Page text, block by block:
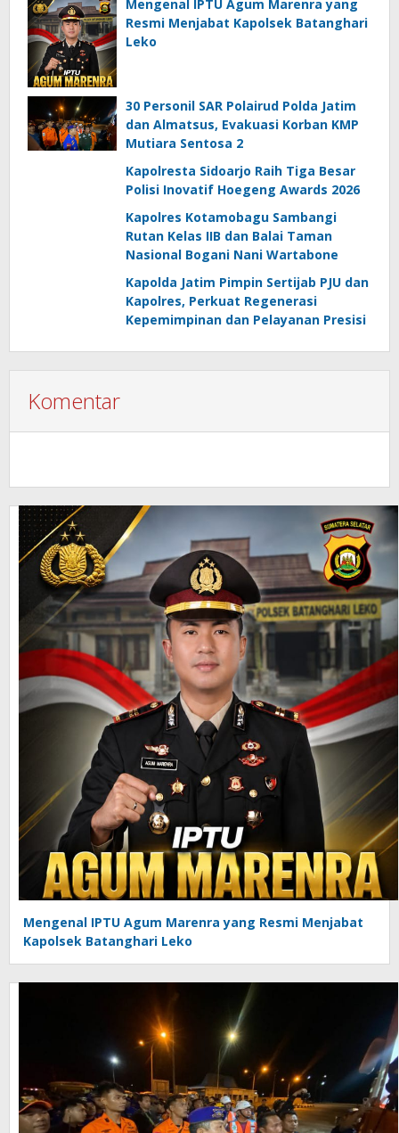
Mengenal IPTU Agum Marenra yang
Resmi Menjabat Kapolsek Batanghari
Leko
30 Personil SAR Polairud Polda Jatim
dan Almatsus, Evakuasi Korban KMP
Mutiara Sentosa 2
Kapolresta Sidoarjo Raih Tiga Besar
Polisi Inovatif Hoegeng Awards 2026
Kapolres Kotamobagu Sambangi
Rutan Kelas IIB dan Balai Taman
Nasional Bogani Nani Wartabone
Kapolda Jatim Pimpin Sertijab PJU dan
Kapolres, Perkuat Regenerasi
Kepemimpinan dan Pelayanan Presisi
Komentar
Mengenal IPTU Agum Marenra yang Resmi Menjabat
Kapolsek Batanghari Leko